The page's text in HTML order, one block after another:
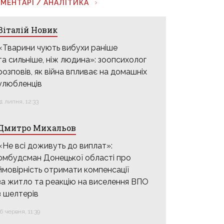
/ АНАЛІТИКА
Новик
чують вибухи раніше
сильніше, ніж людина»: зоопсихолог
як війна впливає на домашніх
липня, 12:33
Михальов
всі доживуть до виплат»:
Донецької області про
отримати компенсації
житло та реакцію на виселення ВПО
шелтерів
червня, 11:39